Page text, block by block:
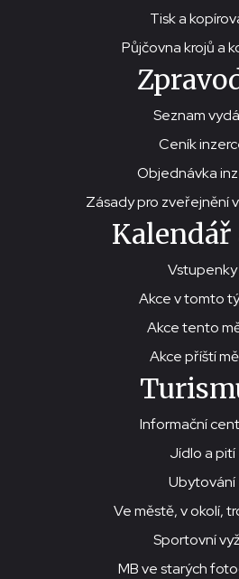
Tisk a
Půjčovna krojů a
Seznam
Ceník
Objednávka
Zásady pro zveřejnění
Kalendář
Vstupenky
Akce v tomto
Akce tento
Akce příští
Informační
Jídlo a pití
Ubytování
Ve městě, v okolí,
Sportovní
MB ve starých